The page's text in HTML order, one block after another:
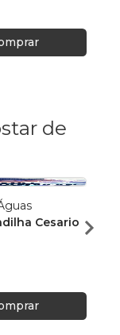
de
Cesario
R$